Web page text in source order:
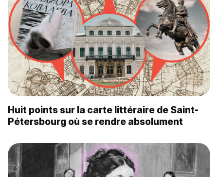
Huit points sur la carte littéraire de Saint-
Pétersbourg où se rendre absolument